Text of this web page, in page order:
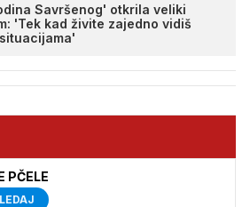
Savršenog' otkrila veliki
'Tek kad živite zajedno vidiš
PČELE